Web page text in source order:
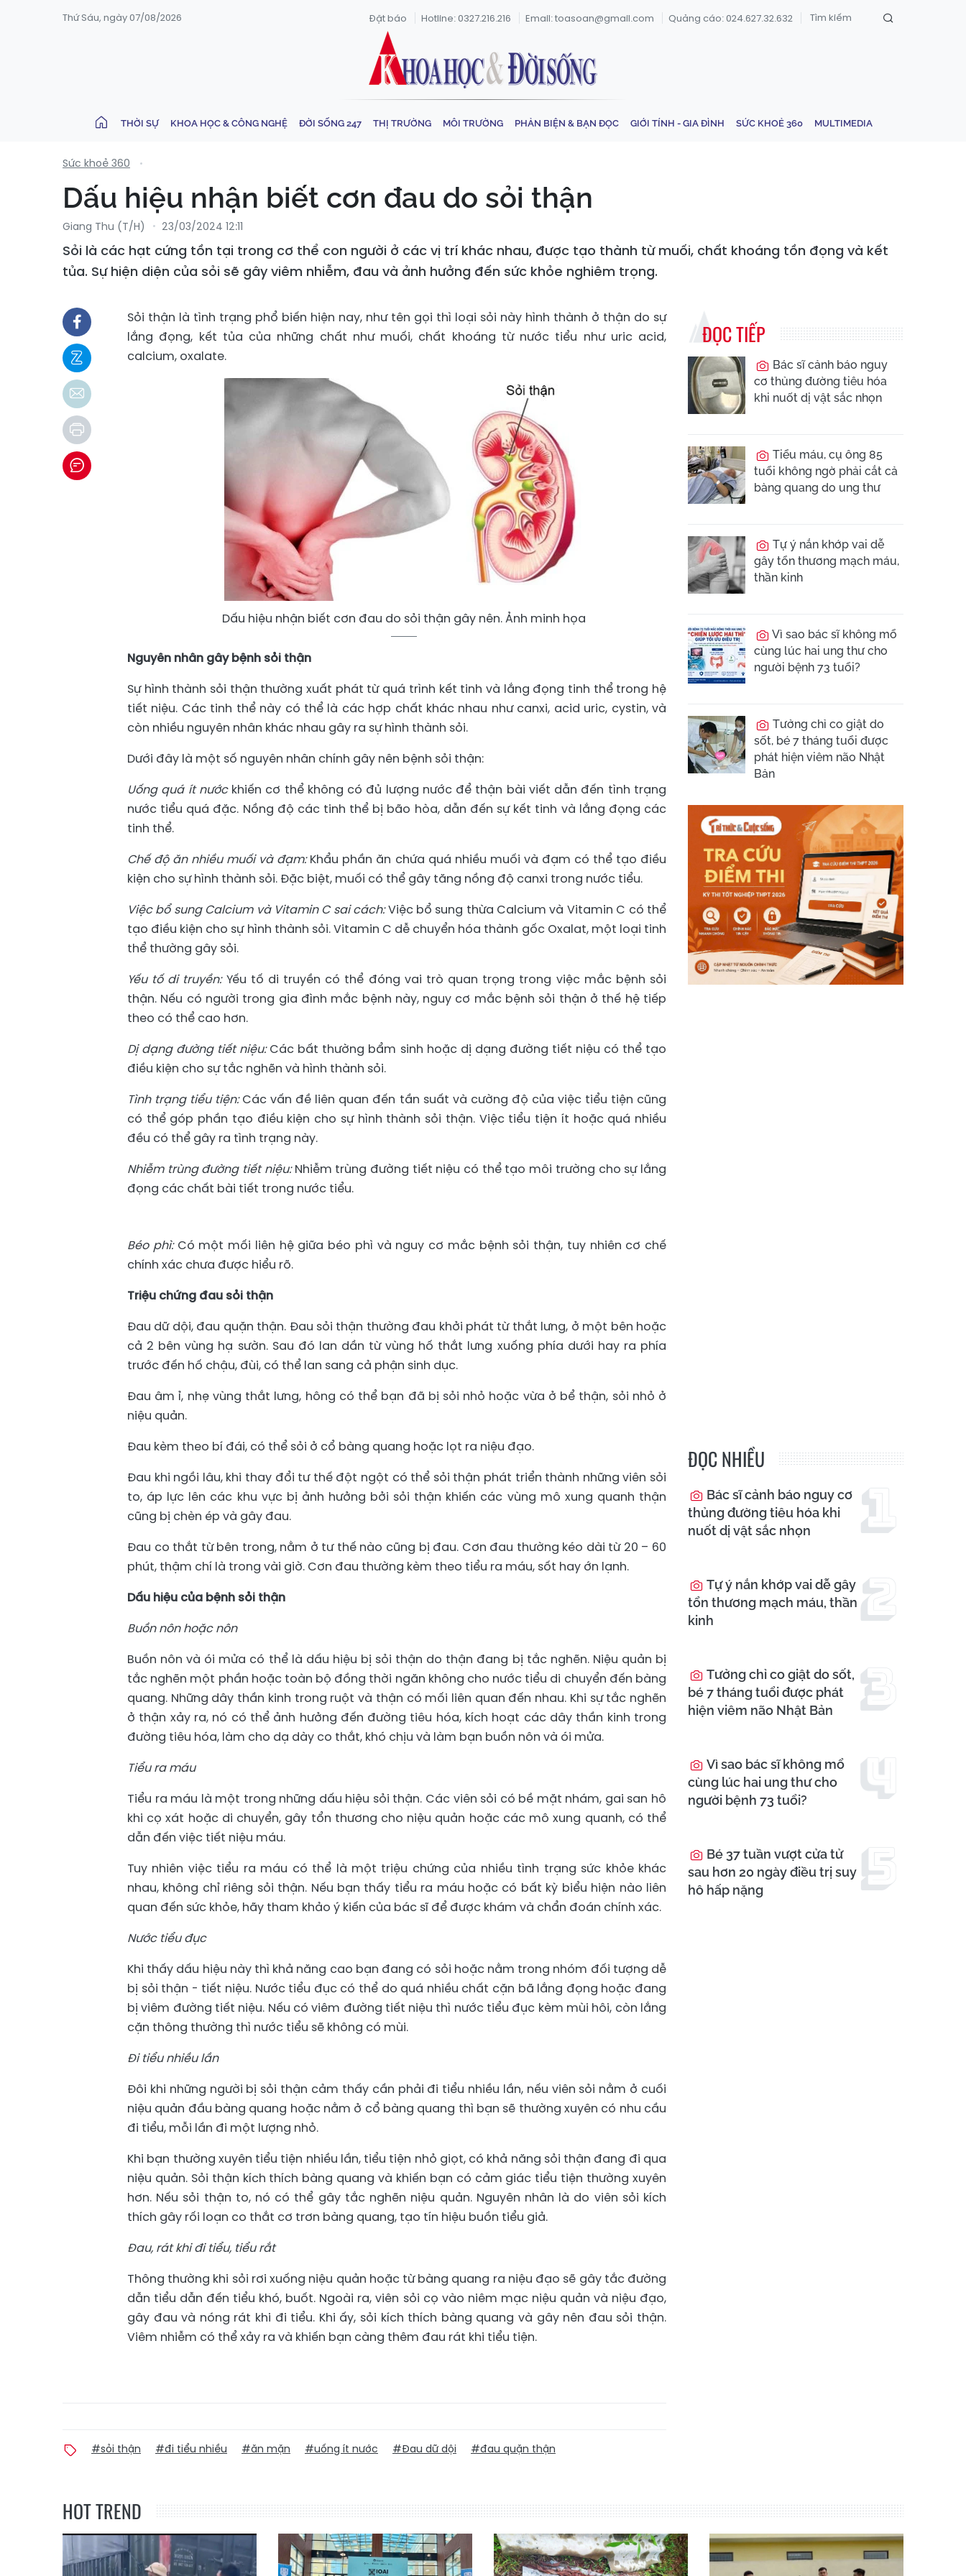
Thứ Sáu, ngày 07/08/2026 Đặt báo Hotline: 0327.216.216 Email: toasoan@gmail.com Quảng cáo: 024.627.32.632
THỜI SỰ KHOA HỌC & CÔNG NGHỆ ĐỜI SỐNG 247 THỊ TRƯỜNG MÔI TRƯỜNG PHẢN BIỆN & BẠN ĐỌC GIỚI TÍNH - GIA ĐÌNH SỨC KHOẺ 360 MULTIMEDIA
Sức khoẻ 360
Dấu hiệu nhận biết cơn đau do sỏi thận
Giang Thu (T/H) 23/03/2024 12:11
Sỏi là các hạt cứng tồn tại trong cơ thể con người ở các vị trí khác nhau, được tạo thành từ muối, chất khoáng tồn đọng và kết
tủa. Sự hiện diện của sỏi sẽ gây viêm nhiễm, đau và ảnh hưởng đến sức khỏe nghiêm trọng.
Sỏi thận là tình trạng phổ biến hiện nay, như tên gọi thì loại sỏi này hình thành ở thận do sự
lắng đọng, kết tủa của những chất như muối, chất khoáng từ nước tiểu như uric acid,
calcium, oxalate.
Dấu hiệu nhận biết cơn đau do sỏi thận gây nên. Ảnh minh họa
Nguyên nhân gây bệnh sỏi thận
Sự hình thành sỏi thận thường xuất phát từ quá trình kết tinh và lắng đọng tinh thể trong hệ
tiết niệu. Các tinh thể này có thể là các hợp chất khác nhau như canxi, acid uric, cystin, và
còn nhiều nguyên nhân khác nhau gây ra sự hình thành sỏi.
Dưới đây là một số nguyên nhân chính gây nên bệnh sỏi thận:
Uống quá ít nướckhiến cơ thể không có đủ lượng nước để thận bài viết dẫn đến tình trạng
nước tiểu quá đặc. Nồng độ các tinh thể bị bão hòa, dẫn đến sự kết tinh và lắng đọng các
tinh thể.
Chế độ ăn nhiều muối và đạm:Khẩu phần ăn chứa quá nhiều muối và đạm có thể tạo điều
kiện cho sự hình thành sỏi. Đặc biệt, muối có thể gây tăng nồng độ canxi trong nước tiểu.
Việc bổ sung Calcium và Vitamin C sai cách:Việc bổ sung thừa Calcium và Vitamin C có thể
tạo điều kiện cho sự hình thành sỏi. Vitamin C dễ chuyển hóa thành gốc Oxalat, một loại tinh
thể thường gây sỏi.
Yếu tố di truyền:Yếu tố di truyền có thể đóng vai trò quan trọng trong việc mắc bệnh sỏi
thận. Nếu có người trong gia đình mắc bệnh này, nguy cơ mắc bệnh sỏi thận ở thế hệ tiếp
theo có thể cao hơn.
Dị dạng đường tiết niệu:Các bất thường bẩm sinh hoặc dị dạng đường tiết niệu có thể tạo
điều kiện cho sự tắc nghẽn và hình thành sỏi.
Tình trạng tiểu tiện:Các vấn đề liên quan đến tần suất và cường độ của việc tiểu tiện cũng
có thể góp phần tạo điều kiện cho sự hình thành sỏi thận. Việc tiểu tiện ít hoặc quá nhiều
đều có thể gây ra tình trạng này.
Nhiễm trùng đường tiết niệu:Nhiễm trùng đường tiết niệu có thể tạo môi trường cho sự lắng
đọng các chất bài tiết trong nước tiểu.
Béo phì:Có một mối liên hệ giữa béo phì và nguy cơ mắc bệnh sỏi thận, tuy nhiên cơ chế
chính xác chưa được hiểu rõ.
Triệu chứng đau sỏi thận
Đau dữ dội, đau quặn thận. Đau sỏi thận thường đau khởi phát từ thắt lưng, ở một bên hoặc
cả 2 bên vùng hạ sườn. Sau đó lan dần từ vùng hố thắt lưng xuống phía dưới hay ra phía
trước đến hố chậu, đùi, có thể lan sang cả phận sinh dục.
Đau âm ỉ, nhẹ vùng thắt lưng, hông có thể bạn đã bị sỏi nhỏ hoặc vừa ở bể thận, sỏi nhỏ ở
niệu quản.
Đau kèm theo bí đái, có thể sỏi ở cổ bàng quang hoặc lọt ra niệu đạo.
Đau khi ngồi lâu, khi thay đổi tư thế đột ngột có thể sỏi thận phát triển thành những viên sỏi
to, áp lực lên các khu vực bị ảnh hưởng bởi sỏi thận khiến các vùng mô xung quanh thận
cũng bị chèn ép và gây đau.
Đau co thắt từ bên trong, nằm ở tư thế nào cũng bị đau. Cơn đau thường kéo dài từ 20 – 60
phút, thậm chí là trong vài giờ. Cơn đau thường kèm theo tiểu ra máu, sốt hay ớn lạnh.
Dấu hiệu của bệnh sỏi thận
Buồn nôn hoặc nôn
Buồn nôn và ói mửa có thể là dấu hiệu bị sỏi thận do thận đang bị tắc nghẽn. Niệu quản bị
tắc nghẽn một phần hoặc toàn bộ đồng thời ngăn không cho nước tiểu di chuyển đến bàng
quang. Những dây thần kinh trong ruột và thận có mối liên quan đến nhau. Khi sự tắc nghẽn
ở thận xảy ra, nó có thể ảnh hưởng đến đường tiêu hóa, kích hoạt các dây thần kinh trong
đường tiêu hóa, làm cho dạ dày co thắt, khó chịu và làm bạn buồn nôn và ói mửa.
Tiểu ra máu
Tiểu ra máu là một trong những dấu hiệu sỏi thận. Các viên sỏi có bề mặt nhám, gai san hô
khi cọ xát hoặc di chuyển, gây tổn thương cho niệu quản hoặc các mô xung quanh, có thể
dẫn đến việc tiết niệu máu.
Tuy nhiên việc tiểu ra máu có thể là một triệu chứng của nhiều tình trạng sức khỏe khác
nhau, không chỉ riêng sỏi thận. Nếu bạn thấy tiểu ra máu hoặc có bất kỳ biểu hiện nào liên
quan đến sức khỏe, hãy tham khảo ý kiến của bác sĩ để được khám và chẩn đoán chính xác.
Nước tiểu đục
Khi thấy dấu hiệu này thì khả năng cao bạn đang có sỏi hoặc nằm trong nhóm đối tượng dễ
bị sỏi thận - tiết niệu. Nước tiểu đục có thể do quá nhiều chất cặn bã lắng đọng hoặc đang
bị viêm đường tiết niệu. Nếu có viêm đường tiết niệu thì nước tiểu đục kèm mùi hôi, còn lắng
cặn thông thường thì nước tiểu sẽ không có mùi.
Đi tiểu nhiều lần
Đôi khi những người bị sỏi thận cảm thấy cần phải đi tiểu nhiều lần, nếu viên sỏi nằm ở cuối
niệu quản đầu bàng quang hoặc nằm ở cổ bàng quang thì bạn sẽ thường xuyên có nhu cầu
đi tiểu, mỗi lần đi một lượng nhỏ.
Khi bạn thường xuyên tiểu tiện nhiều lần, tiểu tiện nhỏ giọt, có khả năng sỏi thận đang đi qua
niệu quản. Sỏi thận kích thích bàng quang và khiến bạn có cảm giác tiểu tiện thường xuyên
hơn. Nếu sỏi thận to, nó có thể gây tắc nghẽn niệu quản. Nguyên nhân là do viên sỏi kích
thích gây rối loạn co thắt cơ trơn bàng quang, tạo tín hiệu buồn tiểu giả.
Đau, rát khi đi tiểu, tiểu rắt
Thông thường khi sỏi rơi xuống niệu quản hoặc từ bàng quang ra niệu đạo sẽ gây tắc đường
dẫn tiểu dẫn đến tiểu khó, buốt. Ngoài ra, viên sỏi cọ vào niêm mạc niệu quản và niệu đạo,
gây đau và nóng rát khi đi tiểu. Khi ấy, sỏi kích thích bàng quang và gây nên đau sỏi thận.
Viêm nhiễm có thể xảy ra và khiến bạn càng thêm đau rát khi tiểu tiện.
#sỏi thận #đi tiểu nhiều #ăn mặn #uống ít nước #Đau dữ dội #đau quặn thận
ĐỌC TIẾP
Bác sĩ cảnh báo nguy
cơ thủng đường tiêu hóa
khi nuốt dị vật sắc nhọn
Tiểu máu, cụ ông 85
tuổi không ngờ phải cắt cả
bàng quang do ung thư
Tự ý nắn khớp vai dễ
gây tổn thương mạch máu,
thần kinh
Vì sao bác sĩ không mổ
cùng lúc hai ung thư cho
người bệnh 73 tuổi?
Tưởng chỉ co giật do
sốt, bé 7 tháng tuổi được
phát hiện viêm não Nhật
Bản
ĐỌC NHIỀU
Bác sĩ cảnh báo nguy cơ
thủng đường tiêu hóa khi
nuốt dị vật sắc nhọn
Tự ý nắn khớp vai dễ gây
tổn thương mạch máu, thần
kinh
Tưởng chỉ co giật do sốt,
bé 7 tháng tuổi được phát
hiện viêm não Nhật Bản
Vì sao bác sĩ không mổ
cùng lúc hai ung thư cho
người bệnh 73 tuổi?
Bé 37 tuần vượt cửa tử
sau hơn 20 ngày điều trị suy
hô hấp nặng
HOT TREND